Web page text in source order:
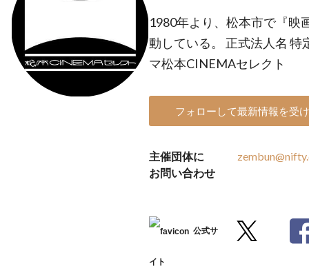
1980年より、松本市で『映
動している。 正式法人名
マ松本CINEMAセレクト
フォローして最新情報を受
主催団体に
お問い合わせ
公式サ
イト